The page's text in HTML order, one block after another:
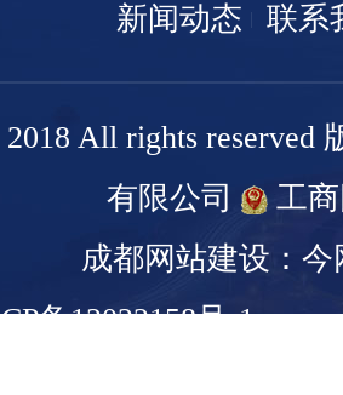
新闻动态
联系
All rights reserved
有限公司
工
成都网站建设：今
备13022158号-1